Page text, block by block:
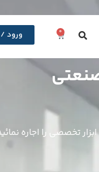
0 ورود /
تخصصی را اجاره